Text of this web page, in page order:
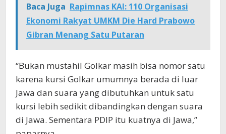
Baca Juga Rapimnas KAI: 110 Organisasi
Ekonomi Rakyat UMKM Die Hard Prabowo
Gibran Menang Satu Putaran
“Bukan mustahil Golkar masih bisa nomor satu
karena kursi Golkar umumnya berada di luar
Jawa dan suara yang dibutuhkan untuk satu
kursi lebih sedikit dibandingkan dengan suara
di Jawa. Sementara PDIP itu kuatnya di Jawa,”